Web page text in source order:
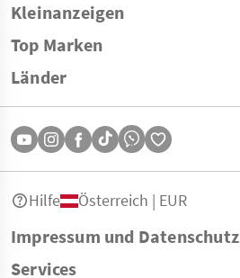
Kleinanzeigen
Top Marken
Länder
Impressum und Datenschutz
Services
Hilfe Österreich | EUR